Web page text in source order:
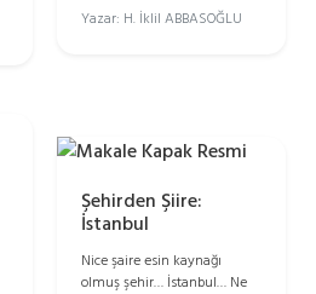
Yazar: H. İklil ABBASOĞLU
Şehirden Şiire:
İstanbul
Nice şaire esin kaynağı
olmuş şehir… İstanbul… Ne